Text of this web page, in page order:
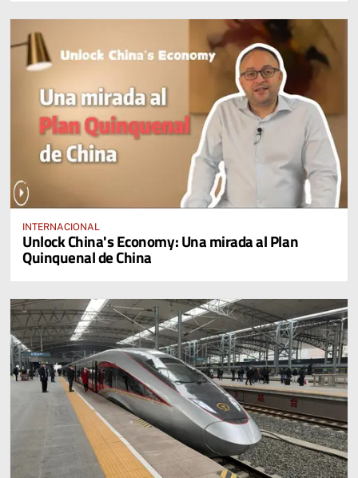
INTERNACIONAL
Unlock China's Economy: Una mirada al Plan
Quinquenal de China